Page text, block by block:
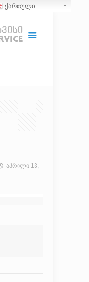
აპრილი 13,
ქართული